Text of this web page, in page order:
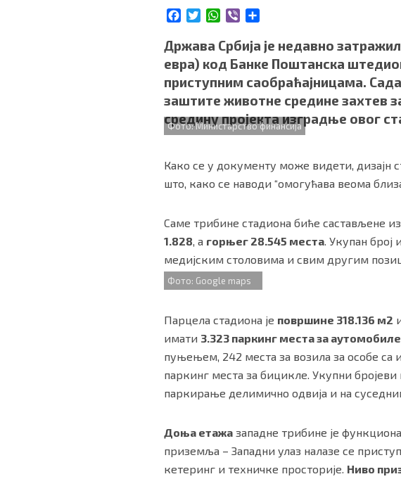
c
b
o
o
k
i
t
e
r
W
a
s
A
p
p
b
r
a
r
e
Држава Србија је недавно
евра) код Банке Поштанска
приступним саобраћајницама.
заштите животне средине захтев
средину пројекта изградње овог
Фото: Министарство финансија
Како се у документу може видети, дизајн
што, како се наводи “омогућава веома
Саме трибине стадиона биће састављене
1.828, а горњег 28.545 места. Укупан број
медијским столовима и свим другим
Фото: Google maps
Парцела стадиона је површине 318.136 м2
имати 3.323 паркинг места за аутомобиле
пуњењем, 242 места за возила за особе са
паркинг места за бицикле. Укупни
паркирање делимично одвија и на
Доња етажа западне трибине је
приземља – Западни улаз налазе се
кетеринг и техничке просторије. Ниво
Услови коришћења|Политика приватности|О нама
ПРЕУЗМИТЕ НАШУ АПЛИКАЦИЈУ